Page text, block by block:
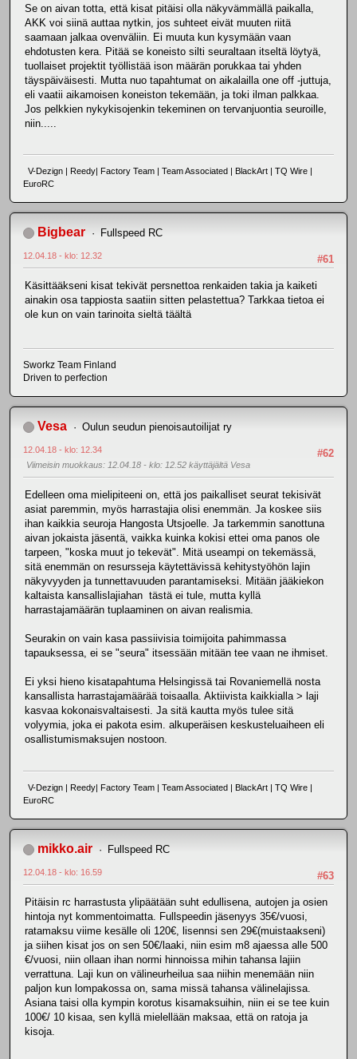
Se on aivan totta, että kisat pitäisi olla näkyvämmällä paikalla,
AKK voi siinä auttaa nytkin, jos suhteet eivät muuten riitä
saamaan jalkaa ovenväliin. Ei muuta kun kysymään vaan
ehdotusten kera. Pitää se koneisto silti seuraltaan itseltä löytyä,
tuollaiset projektit työllistää ison määrän porukkaa tai yhden
täyspäiväisesti. Mutta nuo tapahtumat on aikalailla one off -juttuja,
eli vaatii aikamoisen koneiston tekemään, ja toki ilman palkkaa.
Jos pelkkien nykykisojenkin tekeminen on tervanjuontia seuroille,
niin.....
V-Dezign | Reedy| Factory Team | Team Associated | BlackArt | TQ Wire |
EuroRC
Bigbear Fullspeed RC
#61
12.04.18 - klo: 12.32
Käsittääkseni kisat tekivät persnettoa renkaiden takia ja kaiketi
ainakin osa tappiosta saatiin sitten pelastettua? Tarkkaa tietoa ei
ole kun on vain tarinoita sieltä täältä
Sworkz Team Finland
Driven to perfection
Vesa Oulun seudun pienoisautoilijat ry
#62
12.04.18 - klo: 12.34
Viimeisin muokkaus: 12.04.18 - klo: 12.52 käyttäjältä Vesa
Edelleen oma mielipiteeni on, että jos paikalliset seurat tekisivät
asiat paremmin, myös harrastajia olisi enemmän. Ja koskee siis
ihan kaikkia seuroja Hangosta Utsjoelle. Ja tarkemmin sanottuna
aivan jokaista jäsentä, vaikka kuinka kokisi ettei oma panos ole
tarpeen, "koska muut jo tekevät". Mitä useampi on tekemässä,
sitä enemmän on resursseja käytettävissä kehitystyöhön lajin
näkyvyyden ja tunnettavuuden parantamiseksi. Mitään jääkiekon
kaltaista kansallislajiahan tästä ei tule, mutta kyllä
harrastajamäärän tuplaaminen on aivan realismia.
Seurakin on vain kasa passiivisia toimijoita pahimmassa
tapauksessa, ei se "seura" itsessään mitään tee vaan ne ihmiset.
Ei yksi hieno kisatapahtuma Helsingissä tai Rovaniemellä nosta
kansallista harrastajamäärää toisaalla. Aktiivista kaikkialla > laji
kasvaa kokonaisvaltaisesti. Ja sitä kautta myös tulee sitä
volyymia, joka ei pakota esim. alkuperäisen keskusteluaiheen eli
osallistumismaksujen nostoon.
V-Dezign | Reedy| Factory Team | Team Associated | BlackArt | TQ Wire |
EuroRC
mikko.air Fullspeed RC
#63
12.04.18 - klo: 16.59
Pitäisin rc harrastusta ylipäätään suht edullisena, autojen ja osien
hintoja nyt kommentoimatta. Fullspeedin jäsenyys 35€/vuosi,
ratamaksu viime kesälle oli 120€, lisennsi sen 29€(muistaakseni)
ja siihen kisat jos on sen 50€/laaki, niin esim m8 ajaessa alle 500
€/vuosi, niin ollaan ihan normi hinnoissa mihin tahansa lajiin
verrattuna. Laji kun on välineurheilua saa niihin menemään niin
paljon kun lompakossa on, sama missä tahansa välinelajissa.
Asiana taisi olla kympin korotus kisamaksuihin, niin ei se tee kuin
100€/ 10 kisaa, sen kyllä mielellään maksaa, että on ratoja ja
kisoja.